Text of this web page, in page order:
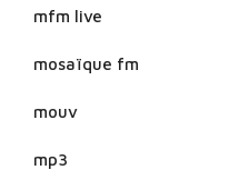
mfm live
mosaïque fm
mouv
mp3